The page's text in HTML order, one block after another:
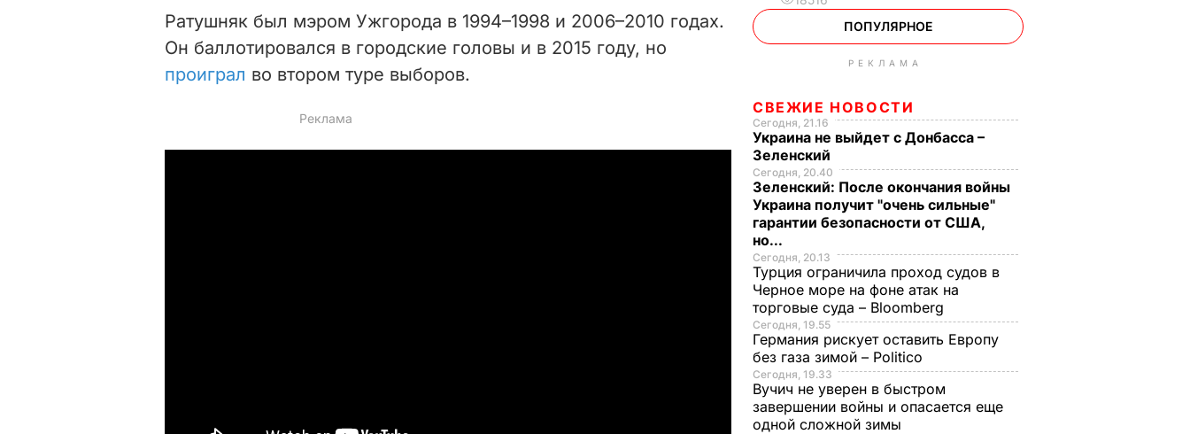
e
o
Ратушняк был мэром Ужгорода в 1994–1998 и 2006–2010 годах.
Он баллотировался в городские головы и в 2015 году, но
проиграл во втором туре выборов.
ПОПУЛЯРНОЕ
РЕКЛАМА
СВЕЖИЕ НОВОСТИ
Сегодня, 21.16
Украина не выйдет с Донбасса –
Зеленский
Сегодня, 20.40
Зеленский: После окончания войны
Украина получит "очень сильные"
гарантии безопасности от США,
но...
Сегодня, 20.13
Турция ограничила проход судов в
Черное море на фоне атак на
торговые суда – Bloomberg
Сегодня, 19.55
Германия рискует оставить Европу
без газа зимой – Politico
Сегодня, 19.33
Вучич не уверен в быстром
завершении войны и опасается еще
одной сложной зимы